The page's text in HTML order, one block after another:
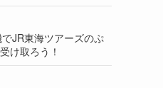
JR東海ツアーズのぷ
け取ろう！